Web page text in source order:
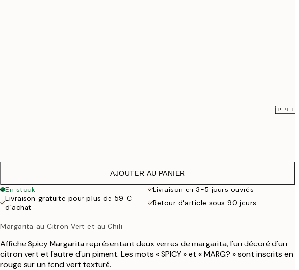
21,95 €
38 €
AJOUTER AU PANIER
En stock
Livraison en 3-5 jours ouvrés
Livraison gratuite pour plus de 59 €
d'achat
Retour d'article sous 90 jours
Margarita au Citron Vert et au Chili
Affiche Spicy Margarita représentant deux verres de margarita, l'un décoré d'un
citron vert et l'autre d'un piment. Les mots « SPICY » et « MARG? » sont inscrits en
rouge sur un fond vert texturé.